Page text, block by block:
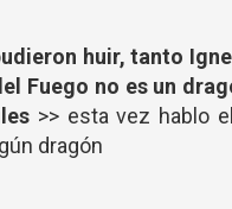
huir, tanto
Fuego no es un
>> esta vez hablo
dragón